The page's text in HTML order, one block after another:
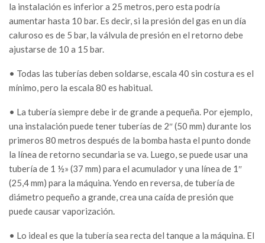
la instalación es inferior a 25 metros, pero esta podría
aumentar hasta 10 bar. Es decir, si la presión del gas en un día
caluroso es de 5 bar, la válvula de presión en el retorno debe
ajustarse de 10 a 15 bar.
• Todas las tuberías deben soldarse, escala 40 sin costura es el
mínimo, pero la escala 80 es habitual.
• La tubería siempre debe ir de grande a pequeña. Por ejemplo,
una instalación puede tener tuberías de 2″ (50 mm) durante los
primeros 80 metros después de la bomba hasta el punto donde
la línea de retorno secundaria se va. Luego, se puede usar una
tubería de 1 ½» (37 mm) para el acumulador y una línea de 1″
(25,4 mm) para la máquina. Yendo en reversa, de tubería de
diámetro pequeño a grande, crea una caída de presión que
puede causar vaporización.
• Lo ideal es que la tubería sea recta del tanque a la máquina. El